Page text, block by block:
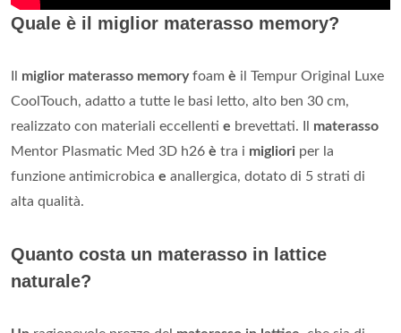
Quale è il miglior materasso memory?
miglior materasso memoryfoam è il Tempur Original Luxe
CoolTouch, adatto a tutte le basi letto, alto ben 30 cm,
realizzato con materiali eccellenti e brevettati. Il materasso
Mentor Plasmatic Med 3D h26 è tra i migliori per la
funzione antimicrobica e anallergica, dotato di 5 strati di
alta qualità.
Quanto costa un materasso in lattice
naturale?